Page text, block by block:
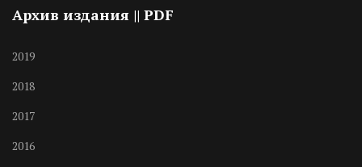
Архив издания || PDF
2019
2018
2017
2016